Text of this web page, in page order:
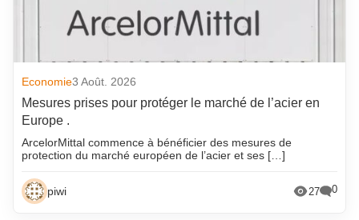
Economie3 Août. 2026
Mesures prises pour protéger le marché de l’acier en
Europe .
ArcelorMittal commence à bénéficier des mesures de
protection du marché européen de l’acier et ses […]
piwi 27 0